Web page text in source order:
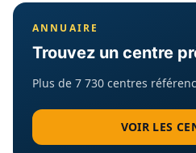
ANNUAIRE
Trouvez un centre
Plus de 7 730 centres
VOIR LES